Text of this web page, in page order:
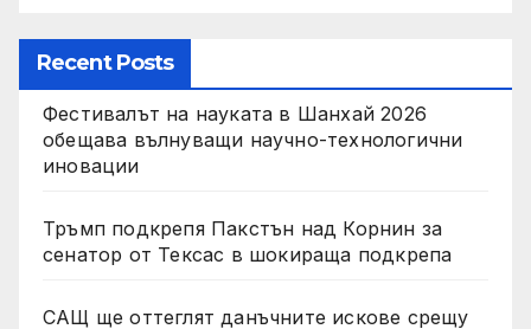
Recent Posts
Фестивалът на науката в Шанхай 2026
обещава вълнуващи научно-технологични
иновации
Тръмп подкрепя Пакстън над Корнин за
сенатор от Тексас в шокираща подкрепа
САЩ ще оттеглят данъчните искове срещу